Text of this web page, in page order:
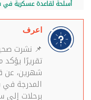
أسلحة لقاعدة عسكرية في
اعرف
📌 نشرت
تقريرًا
شهرين، عن
برحلات إلى